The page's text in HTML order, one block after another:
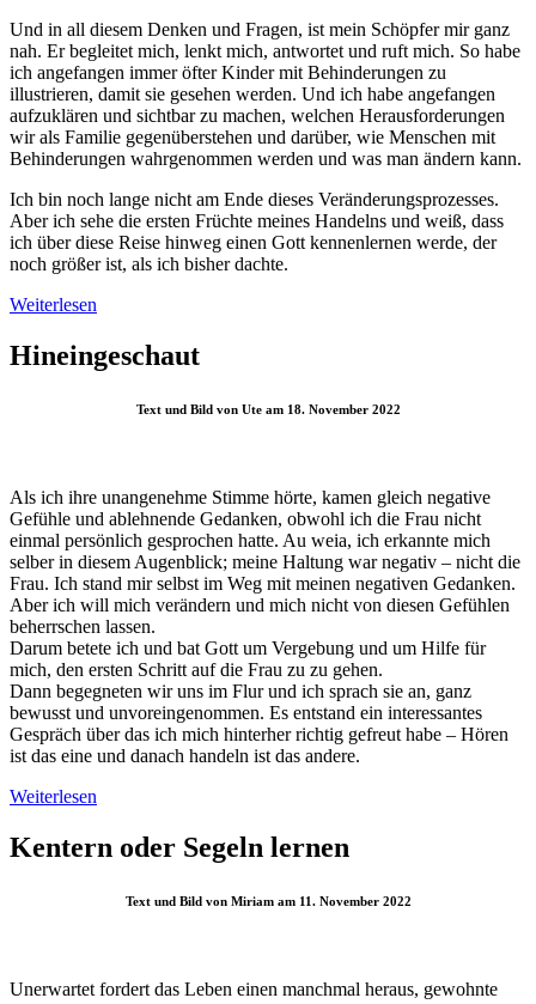
Und in all diesem Denken und Fragen, ist mein Schöpfer mir ganz
nah. Er begleitet mich, lenkt mich, antwortet und ruft mich. So habe
ich angefangen immer öfter Kinder mit Behinderungen zu
illustrieren, damit sie gesehen werden. Und ich habe angefangen
aufzuklären und sichtbar zu machen, welchen Herausforderungen
wir als Familie gegenüberstehen und darüber, wie Menschen mit
Behinderungen wahrgenommen werden und was man ändern kann.
Ich bin noch lange nicht am Ende dieses Veränderungsprozesses.
Aber ich sehe die ersten Früchte meines Handelns und weiß, dass
ich über diese Reise hinweg einen Gott kennenlernen werde, der
noch größer ist, als ich bisher dachte.
Weiterlesen
Hineingeschaut
Text und Bild von Ute am 18. November 2022
Als ich ihre unangenehme Stimme hörte, kamen gleich negative
Gefühle und ablehnende Gedanken, obwohl ich die Frau nicht
einmal persönlich gesprochen hatte. Au weia, ich erkannte mich
selber in diesem Augenblick; meine Haltung war negativ – nicht die
Frau. Ich stand mir selbst im Weg mit meinen negativen Gedanken.
Aber ich will mich verändern und mich nicht von diesen Gefühlen
beherrschen lassen.
Darum betete ich und bat Gott um Vergebung und um Hilfe für
mich, den ersten Schritt auf die Frau zu zu gehen.
Dann begegneten wir uns im Flur und ich sprach sie an, ganz
bewusst und unvoreingenommen. Es entstand ein interessantes
Gespräch über das ich mich hinterher richtig gefreut habe – Hören
ist das eine und danach handeln ist das andere.
Weiterlesen
Kentern oder Segeln lernen
Text und Bild von Miriam am 11. November 2022
Unerwartet fordert das Leben einen manchmal heraus, gewohnte